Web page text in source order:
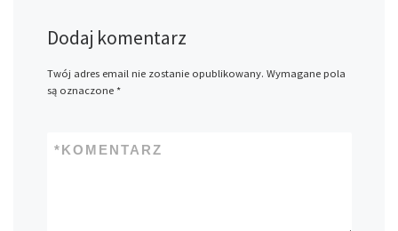
Dodaj komentarz
Twój adres email nie zostanie opublikowany. Wymagane pola
są oznaczone *
KOMENTARZ
*